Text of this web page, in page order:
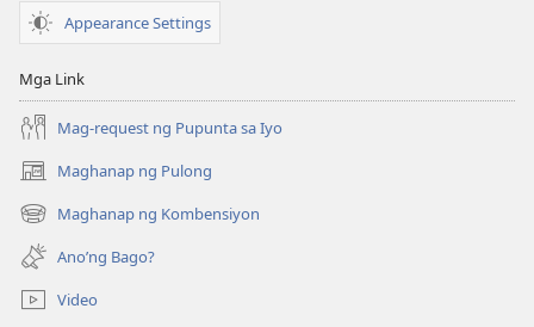
Appearance Settings
Mga Link
Mag-request ng Pupunta sa Iyo
Maghanap ng Pulong
(may
bubukas
na
bagong
window)
Maghanap ng Kombensiyon
(may
bubukas
na
bagong
window)
Ano’ng Bago?
Video